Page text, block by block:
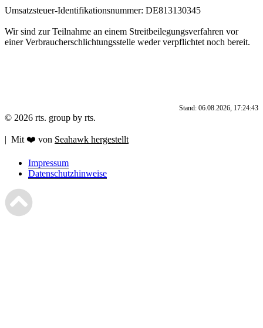
Umsatzsteuer-Identifikationsnummer: DE813130345
Wir sind zur Teilnahme an einem Streitbeilegungsverfahren vor
einer Verbraucherschlichtungsstelle weder verpflichtet noch bereit.
Stand: 06.08.2026, 17:24:43
© 2026 rts. group by rts.
| Mit ❤️ von Seahawk hergestellt
Impressum
Datenschutzhinweise